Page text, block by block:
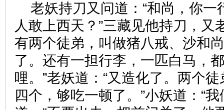
老妖持刀又问道：“和尚，你一
人敢上西天？”三藏见他持刀，又
有两个徒弟，叫做猪八戒、沙和
了。还有一担行李，一匹白马，
哩。”老妖道：“又造化了。两个
四个，够吃一顿了。”小妖道：“